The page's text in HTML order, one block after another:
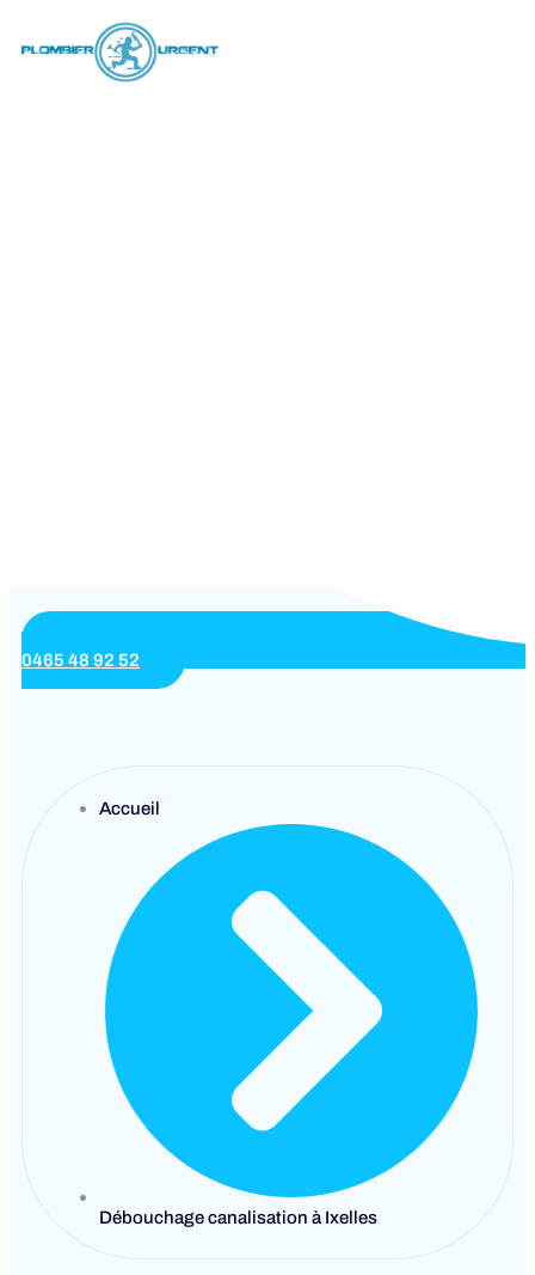
0465 48 92 52
Accueil
Débouchage canalisation à Ixelles